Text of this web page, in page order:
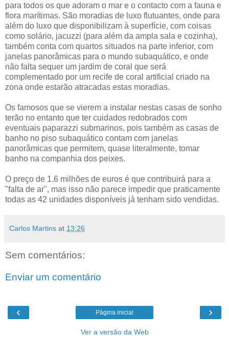
para todos os que adoram o mar e o contacto com a fauna e
flora marítimas. São moradias de luxo flutuantes, onde para
além do luxo que disponibilizam à superfície, com coisas
como solário, jacuzzi (para além da ampla sala e cozinha),
também conta com quartos situados na parte inferior, com
janelas panorâmicas para o mundo subaquático, e onde
não falta sequer um jardim de coral que será
complementado por um recife de coral artificial criado na
zona onde estarão atracadas estas moradias.
Os famosos que se vierem a instalar nestas casas de sonho
terão no entanto que ter cuidados redobrados com
eventuais paparazzi submarinos, pois também as casas de
banho no piso subaquático contam com janelas
panorâmicas que permitem, quase literalmente, tomar
banho na companhia dos peixes.
O preço de 1.6 milhões de euros é que contribuirá para a
"falta de ar", mas isso não parece impedir que praticamente
todas as 42 unidades disponíveis já tenham sido vendidas.
Carlos Martins at 13:26
Sem comentários:
Enviar um comentário
‹ ›
Página inicial
Ver a versão da Web